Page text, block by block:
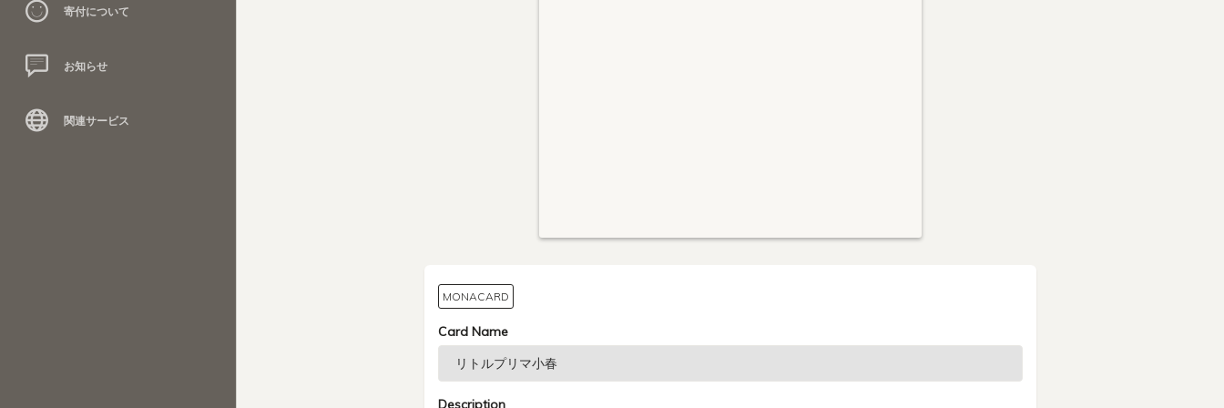
寄付について
お知らせ
関連サービス
MONACARD
Card Name
Description